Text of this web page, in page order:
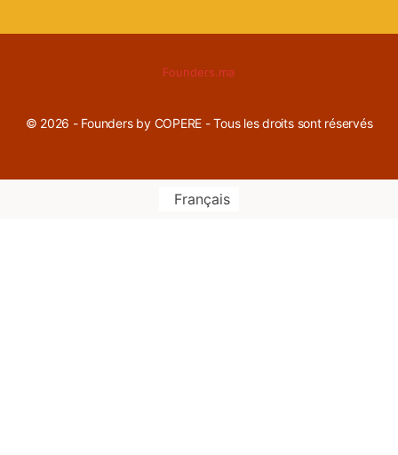
Founders.ma
© 2026 - Founders by COPERE - Tous les droits sont réservés
Français